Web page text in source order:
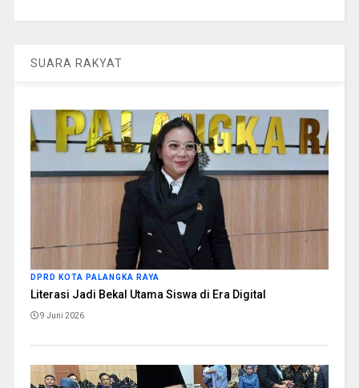
SUARA RAKYAT
DPRD KOTA PALANGKA RAYA
Literasi Jadi Bekal Utama Siswa di Era Digital
9 Juni 2026